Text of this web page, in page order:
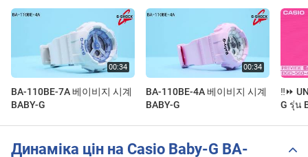
BA-110BE-7A 베이비지 시계
BABY-G
BA-110BE-4A 베이비지 시계
BABY-G
‼️⏩
G รุ่น
Динаміка цін на Casio Baby-G BA-